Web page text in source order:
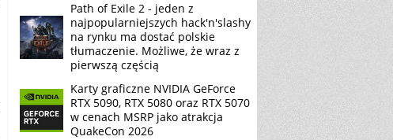
Path of Exile 2 - jeden z
najpopularniejszych hack'n'slashy
na rynku ma dostać polskie
tłumaczenie. Możliwe, że wraz z
pierwszą częścią
Karty graficzne NVIDIA GeForce
RTX 5090, RTX 5080 oraz RTX 5070
w cenach MSRP jako atrakcja
QuakeCon 2026